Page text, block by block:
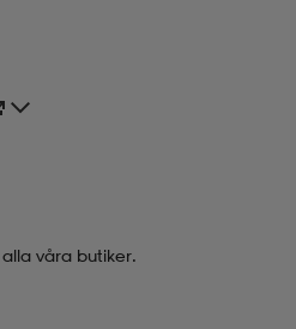
våra butiker.